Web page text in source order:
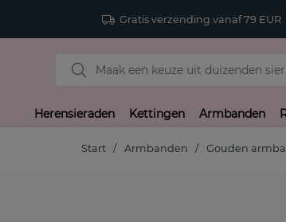
Gratis verzending vanaf 79 EUR
Herensieraden Kettingen Armbanden
Start Armbanden Gouden